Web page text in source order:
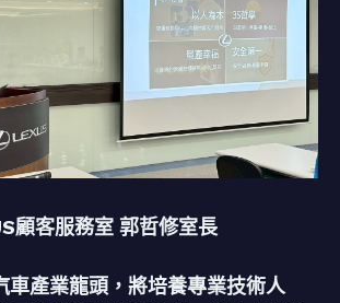
顧客服務室 郭哲修室長
車產業龍頭，將培養專業技術人